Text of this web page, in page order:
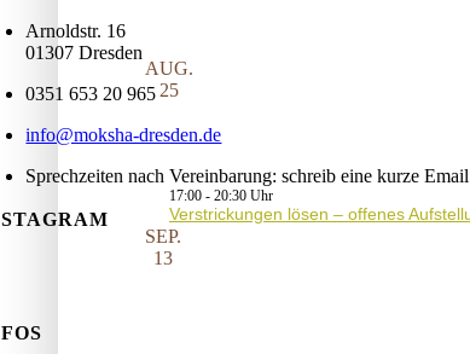
AUG.
25
17:00 - 20:30
Verstrickungen lösen – offenes
SEP.
13
Arnoldstr. 16
01307 Dresden
0351 653 20 965
info@moksha-dresden.de
Sprechzeiten nach Vereinbarung: schreib eine kurze